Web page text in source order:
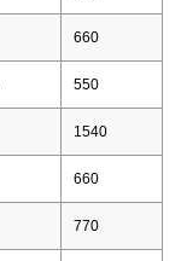
660
550
1540
660
770